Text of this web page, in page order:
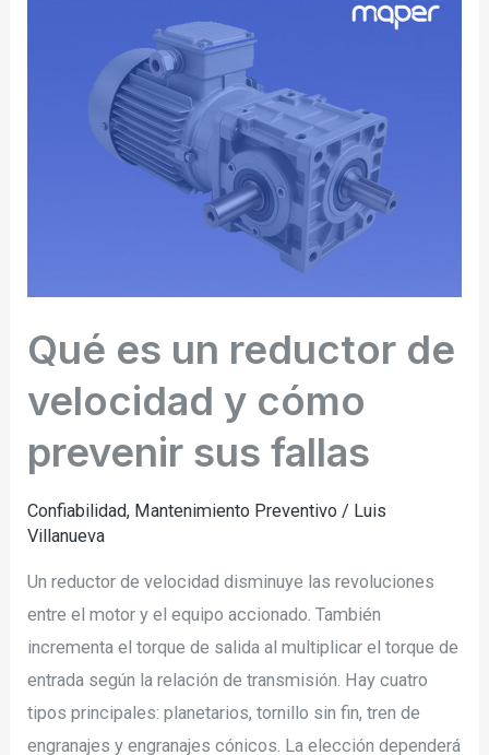
Qué es un reductor de
velocidad y cómo
prevenir sus fallas
Confiabilidad, Mantenimiento Preventivo / Luis
Villanueva
Un reductor de velocidad disminuye las revoluciones
entre el motor y el equipo accionado. También
incrementa el torque de salida al multiplicar el torque de
entrada según la relación de transmisión. Hay cuatro
tipos principales: planetarios, tornillo sin fin, tren de
engranajes y engranajes cónicos. La elección dependerá
sus